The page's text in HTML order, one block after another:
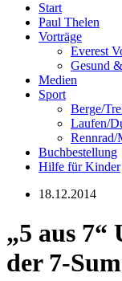
Start
Paul Thelen
Vorträge
Everest
Gesund
Medien
Sport
Berge/
Laufen/
Rennrad/
Buchbestellung
Hilfe für Kinder
18.12.2014
„5 aus 7“
der 7-